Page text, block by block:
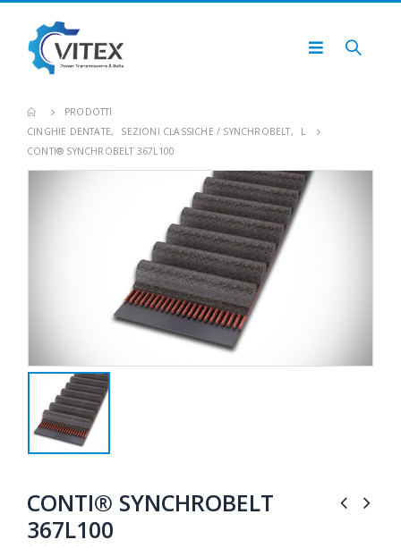
PRODOTTI
CINGHIE DENTATE, SEZIONI CLASSICHE / SYNCHROBELT,
L
CONTI® SYNCHROBELT 367L100
CONTI® SYNCHROBELT
367L100